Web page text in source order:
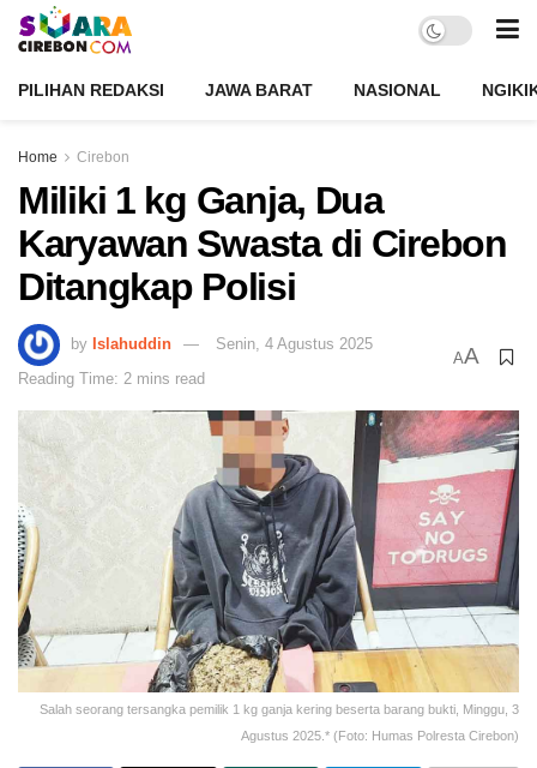
PILIHAN REDAKSI JAWA BARAT NASIONAL
Home Cirebon
Miliki 1 kg Ganja, Dua
Karyawan Swasta di Cirebon
Ditangkap Polisi
by Islahuddin
Senin, 4 Agustus 2025
Reading Time: 2 mins read
AA
Salah seorang tersangka pemilik 1 kg ganja kering beserta barang bukti, Minggu, 3
Agustus 2025.* (Foto: Humas Polresta Cirebon)